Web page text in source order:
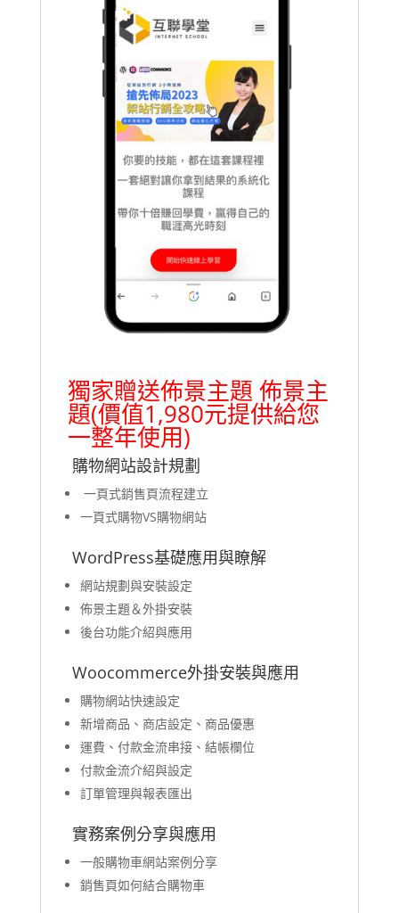
獨家贈送佈景主題 佈景主
題(價值1,980元提供給您
一整年使用)
購物網站設計規劃
一頁式銷售頁流程建立
一頁式購物VS購物網站
WordPress基礎應用與瞭解
網站規劃與安裝設定
佈景主題＆外掛安裝
後台功能介紹與應用
Woocommerce外掛安裝與應用
購物網站快速設定
新增商品、商店設定、商品優惠
運費、付款金流串接、結帳欄位
付款金流介紹與設定
訂單管理與報表匯出
實務案例分享與應用
一般購物車網站案例分享
銷售頁如何結合購物車